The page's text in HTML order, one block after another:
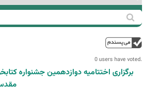
0 users have voted.
برگزاری اختتامیه دوازدهمین جشنواره